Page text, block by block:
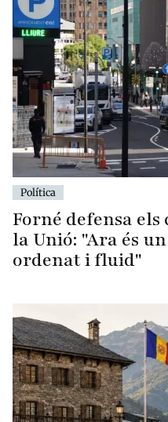
Política
Forné defensa
la Unió: "Ara és
ordenat i fluid"